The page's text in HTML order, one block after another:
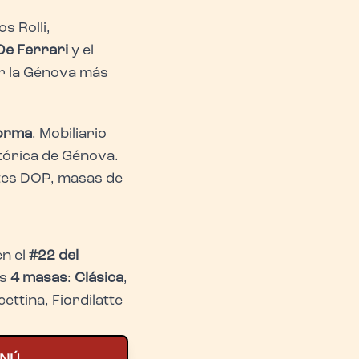
Rolli,
Ferrari y el
Génova más
. Mobiliario
de Génova.
DOP, masas de
el #22 del
4 masas: Clásica,
Fiordilatte